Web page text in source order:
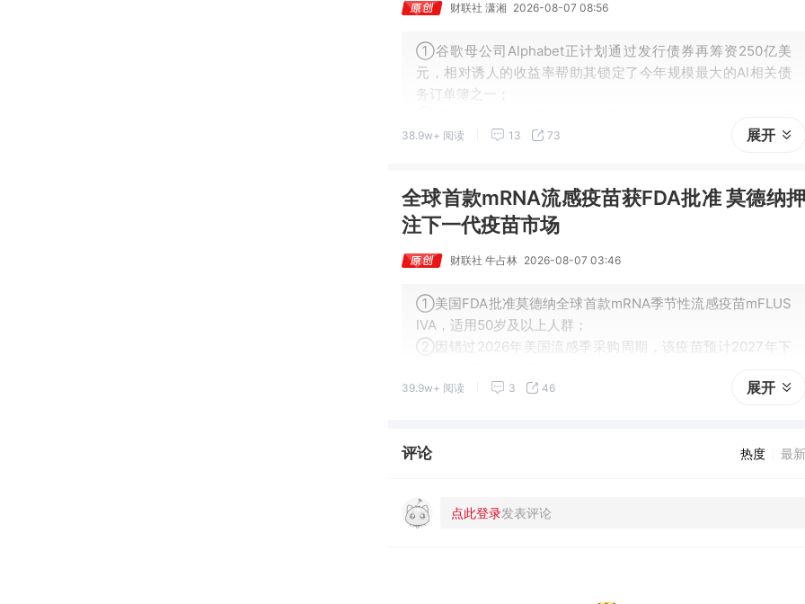
财联社 潇湘 2026-08-07 08:56
①谷歌母公司Alphabet正计划通过发行债券再筹资250亿美
元，相对诱人的收益率帮助其锁定了今年规模最大的AI相关债
务订单簿之一；
去……
38.9w+ 阅读 13 73 展开
全球首款mRNA流感疫苗获FDA批准 莫德纳押
注下一代疫苗市场
财联社 牛占林 2026-08-07 03:46
①美国FDA批准莫德纳全球首款mRNA季节性流感疫苗mFLUS
IVA，适用50岁及以上人群；
②因错过2026年美国流感季采购周期，该疫苗预计2027年下
39.9w+ 阅读 3 46 展开
评论 热度 最新